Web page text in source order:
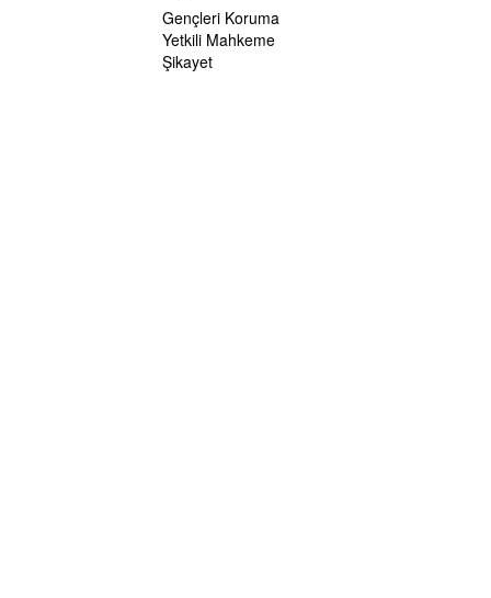
Gençleri Koruma
Yetkili Mahkeme
Şikayet